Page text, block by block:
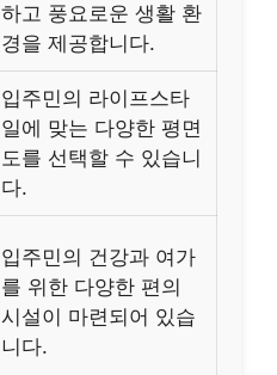
하고 풍요로운 생활 환
경을 제공합니다.
입주민의 라이프스타
일에 맞는 다양한 평면
도를 선택할 수 있습니
다.
입주민의 건강과 여가
를 위한 다양한 편의
시설이 마련되어 있습
니다.